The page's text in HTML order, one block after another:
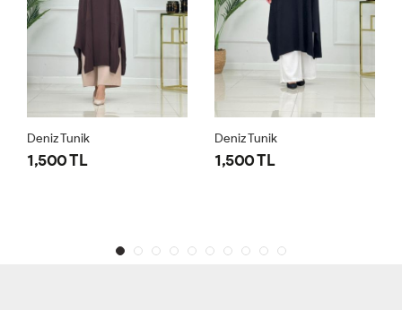
Deniz Tunik
1,500 TL
Deniz Tunik
1,500 TL